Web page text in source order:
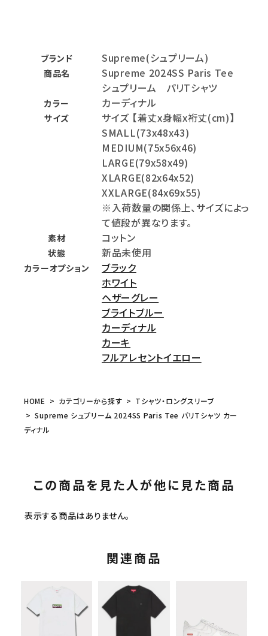
ブランド Supreme(シュプリーム)
商品名
Supreme 2024SS Paris Tee
シュプリーム パリTシャツ
カラー カーディナル
サイズ
サイズ 【着丈x身幅x裄丈(cm)】
SMALL(73x48x43)
MEDIUM(75x56x46)
LARGE(79x58x49)
XLARGE(82x64x52)
XXLARGE(84x69x55)
※入荷数量の関係上、サイズによっ
て値段が異なります。
素材 コットン
状態 新品未使用
カラーオプション
ブラック
ホワイト
ヘザーグレー
ブライトブルー
カーディナル
カーキ
フルアレセントイエロー
HOME カテゴリーから探す
Tシャツ・ロングスリーブ
Supreme シュプリーム 2024SS Paris Tee パリTシャツ カー
ディナル
この商品を見た人が他に見た商品
表示する商品はありません。
関連商品